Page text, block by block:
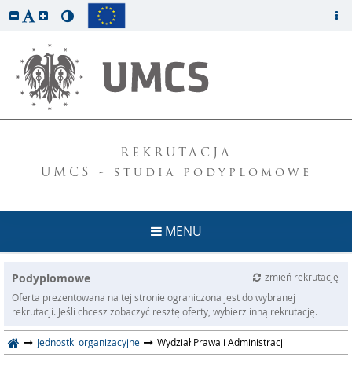
REKRUTACJA
UMCS - studia podyplomowe
MENU
Podyplomowe
zmień rekrutację
Oferta prezentowana na tej stronie ograniczona jest do wybranej
rekrutacji. Jeśli chcesz zobaczyć resztę oferty, wybierz inną rekrutację.
Jednostki organizacyjne Wydział Prawa i Administracji